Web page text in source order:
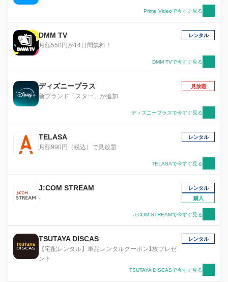
Prime Videoで今すぐ見る
DMM TV
月額550円が14日間無料！
レンタル
DMM TVで今すぐ見る
ディズニープラス
新ブランド「スター」が追加
見放題
ディズニープラスで今すぐ見る
TELASA
月額990円（税込）で見放題
レンタル
TELASAで今すぐ見る
J:COM STREAM
-
レンタル
購入
J:COM STREAMで今すぐ見る
TSUTAYA DISCAS
【宅配レンタル】単品レンタルクーポン1枚プレゼ
ント
レンタル
TSUTAYA DISCASで今すぐ見る